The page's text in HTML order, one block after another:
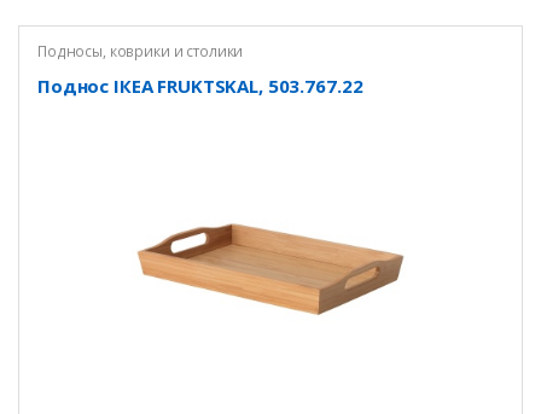
Подносы, коврики и столики
Поднос ІКЕА FRUKTSKAL, 503.767.22